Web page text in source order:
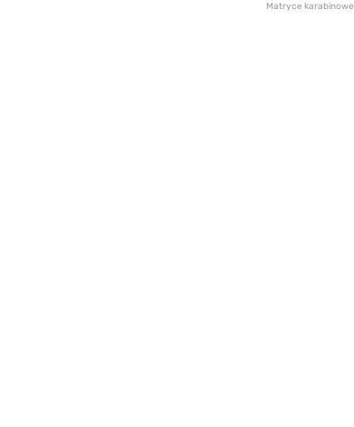
Matryce karabinowe